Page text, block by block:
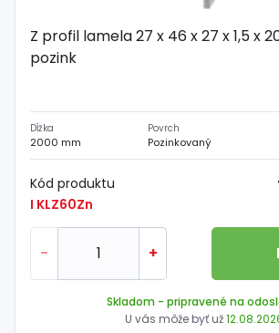
Z profil lamela 27 x 46 x 27 x 1,5 x
pozink
Dĺžka
2000 mm
Povrch
Pozinkovaný
Kód produktu
I KLZ60Zn
- +
Skladom - pripravené na
U vás môže byť už